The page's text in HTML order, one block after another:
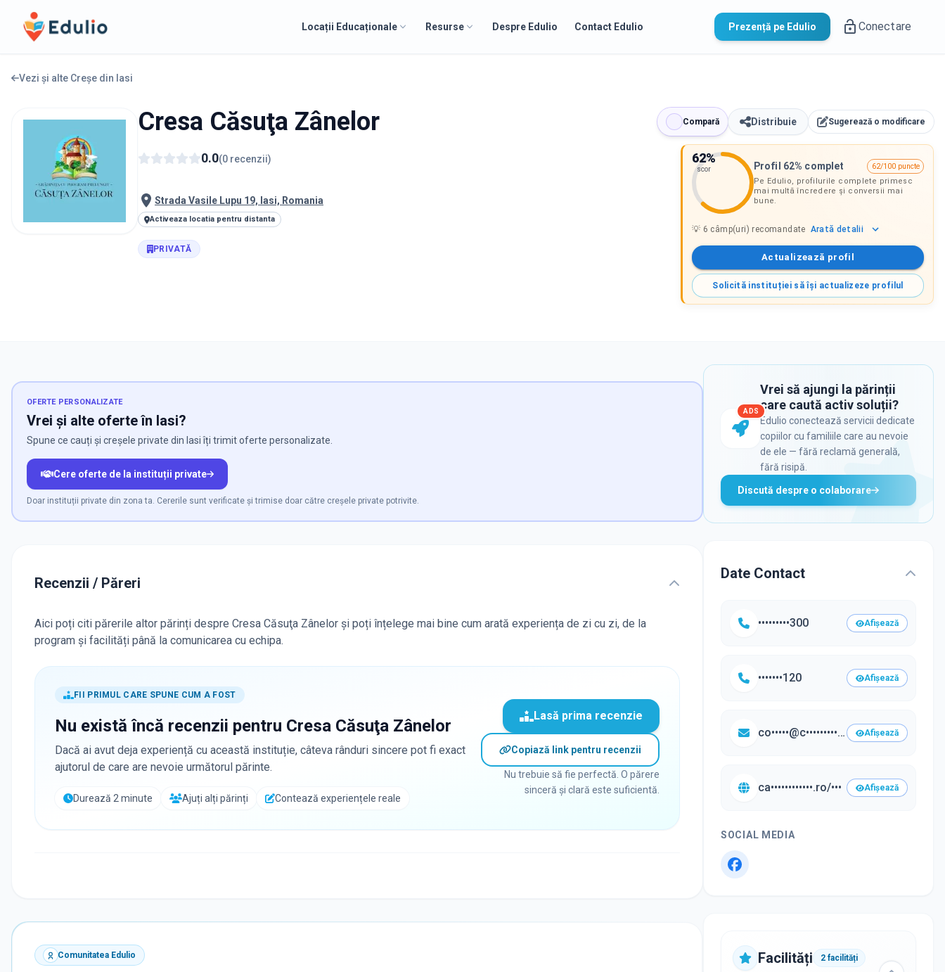
Edulio
Locații Educaționale Resurse Despre Edulio Contact Edulio Prezență pe Edulio Conectare
Vezi și alte Creșe din Iasi
Cresa Căsuţa Zânelor Compară Distribuie Sugerează o modificare
0.0(0 recenzii)
Strada Vasile Lupu 19, Iasi, Romania
Activeaza locatia pentru distanta
PRIVATĂ
62%
scor Profil 62% complet
62/100 puncte
Pe Edulio, profilurile complete primesc
mai multă încredere și conversii mai
bune.
💡 6 câmp(uri) recomandate Arată detalii
Actualizează profil
Solicită instituției să își actualizeze profilul
OFERTE PERSONALIZATE
Vrei și alte oferte în Iasi?
Spune ce cauți și creșele private din Iasi îți trimit oferte personalizate.
Cere oferte de la instituții private
Doar instituții private din zona ta. Cererile sunt verificate și trimise doar către creșele private potrivite.
Recenzii / Păreri
Aici poți citi părerile altor părinți despre Cresa Căsuţa Zânelor și poți înțelege mai bine cum arată experiența de zi cu zi, de la
program și facilități până la comunicarea cu echipa.
FII PRIMUL CARE SPUNE CUM A FOST
Nu există încă recenzii pentru Cresa Căsuţa Zânelor
Dacă ai avut deja experiență cu această instituție, câteva rânduri sincere pot fi exact
ajutorul de care are nevoie următorul părinte.
Durează 2 minute Ajuți alți părinți Contează experiențele reale
Lasă prima recenzie
Copiază link pentru recenzii
Nu trebuie să fie perfectă. O părere
sinceră și clară este suficientă.
Comunitatea Edulio
ADS
Vrei să ajungi la părinții
care caută activ soluții?
Edulio conectează servicii dedicate
copiilor cu familiile care au nevoie
de ele — fără reclamă generală,
fără risipă.
Discută despre o colaborare
Date Contact
•••••••••300 Afișează
•••••••120 Afișează
co•••••@c•••••••••••••.roAfișează
ca••••••••••••.ro/••• Afișează
SOCIAL MEDIA
Facilități 2 facilități